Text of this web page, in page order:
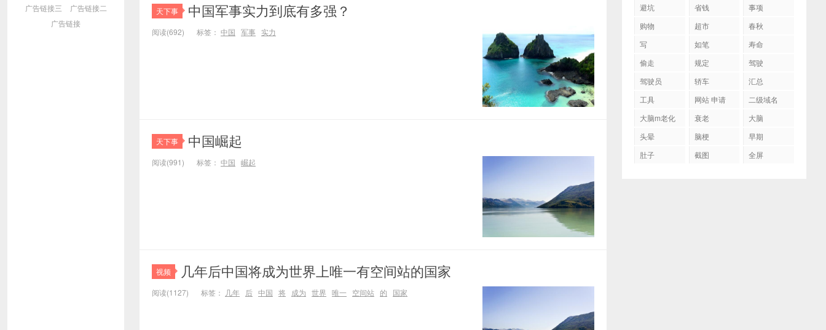
广告链接三
广告链接二
广告链接
天下事 中国军事实力到底有多强？
阅读(692) 标签： 中国 军事 实力
天下事 中国崛起
阅读(991) 标签： 中国 崛起
视频 几年后中国将成为世界上唯一有空间站的国家
阅读(1127) 标签： 几年 后 中国 将 成为 世界 唯一 空间站 的 国家
避坑
省钱
事项
购物
超市
春秋
写
如笔
寿命
偷走
规定
驾驶
驾驶员
轿车
汇总
工具
网站 申请
二级域名
大脑m老化
衰老
大脑
头晕
脑梗
早期
肚子
截图 全屏